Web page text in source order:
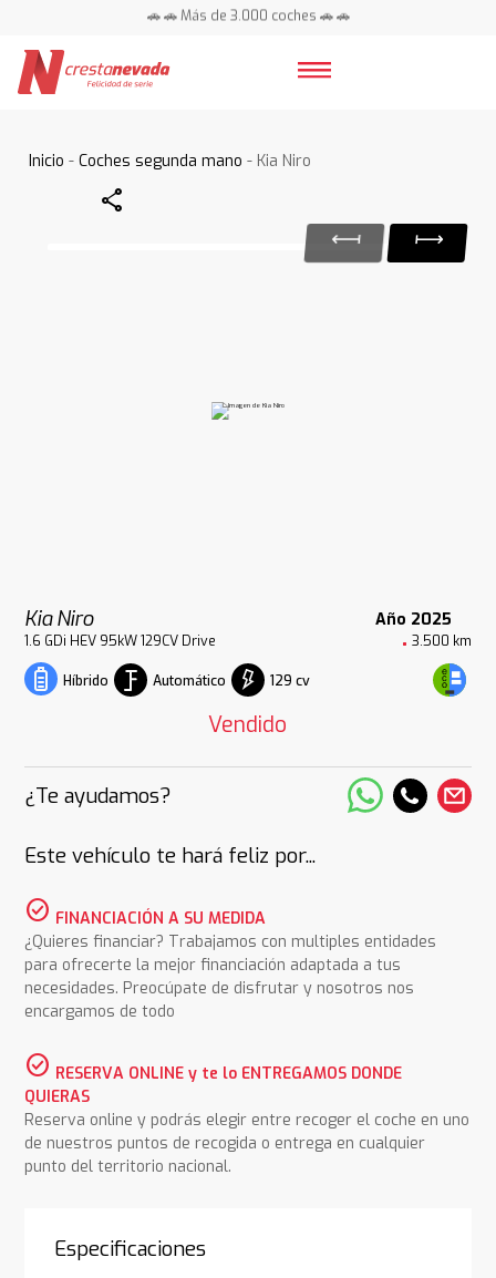
🚗 🚗 Más de 3.000 coches 🚗 🚗
Inicio -Coches segunda mano - Kia Niro
Share
Kia Niro Año 2025
1.6 GDi HEV 95kW 129CV Drive 3.500 km
Híbrido Automático 129 cv
Vendido
¿Te ayudamos?
Este vehículo te hará feliz por...
check_circle FINANCIACIÓN A SU MEDIDA
¿Quieres financiar? Trabajamos con multiples entidades
para ofrecerte la mejor financiación adaptada a tus
necesidades. Preocúpate de disfrutar y nosotros nos
encargamos de todo
check_circle RESERVA ONLINE y te lo ENTREGAMOS DONDE
QUIERAS
Reserva online y podrás elegir entre recoger el coche en uno
de nuestros puntos de recogida o entrega en cualquier
punto del territorio nacional.
Especificaciones